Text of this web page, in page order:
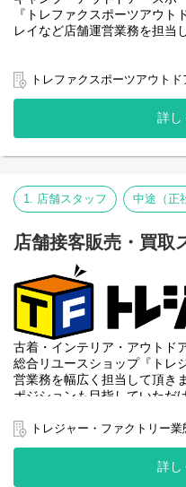
【ご担当予定のWebサイト例
●総合リユースショップサイ
ト」
●ハイブランドリユースショ
https://
『トレファクスポーツアウ
レイなど店舗運営業務を担当
トレファクスポーツアウト
詳し
1. 店舗スタッフ 中途（正
店舗接客販売・買取
古着・インテリア・アウトド
総合リユースショップ『トレ
営業務を幅広く担当して頂き
ポジションも目指していただ
トレジャー・ファクトリー
詳し